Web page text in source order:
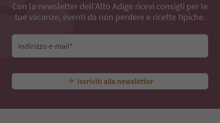
Con la newsletter dell’Alto Adige ricevi consigli per le
tue vacanze, eventi da non perdere e ricette tipiche.
Indirizzo e-mail*
Iscriviti alla newsletter